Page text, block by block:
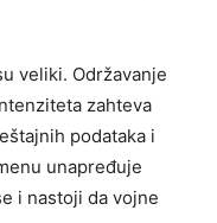
veliki. Održavanje
zahteva
podataka i
unapređuje
i nastoji da vojne